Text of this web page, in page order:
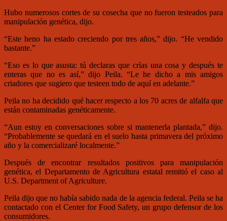
Hubo numerosos cortes de su cosecha que no fueron testeados para
manipulación genética, dijo.
“Este heno ha estado creciendo por tres años,” dijo. “He vendido
bastante.”
“Eso es lo que asusta: tú declaras que crías una cosa y después te
enteras que no es así,” dijo Peila. “Le he dicho a mis amigos
criadores que sugiero que testeen todo de aquí en adelante.”
Peila no ha decidido qué hacer respecto a los 70 acres de alfalfa que
están contaminadas genéticamente.
“Aun estoy en conversaciones sobre si mantenerla plantada,” dijo.
“Probablemente se quedará en el suelo hasta primavera del próximo
año y la comercializaré localmente.”
Después de encontrar resultados positivos para manipulación
genética, el Departamento de Agricultura estatal remitió el caso al
U.S. Department of Agriculture.
Peila dijo que no había sabido nada de la agencia federal. Peila se ha
contactado con el Center for Food Safety, un grupo defensor de los
consumidores.